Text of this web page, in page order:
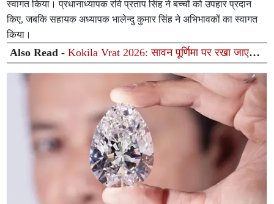
स्वागत किया। प्रधानाध्यापक रवि प्रताप सिंह ने बच्चों को उपहार प्रदान
किए, जबकि सहायक अध्यापक भालेन्दु कुमार सिंह ने अभिभावकों का स्वागत
किया।
Also Read -Kokila Vrat 2026: सावन पूर्णिमा पर रखा जाएगा
कोकिला व्रत, जानिए माता सती के कोयल बनने की पौराणिक कथा
और महत्व